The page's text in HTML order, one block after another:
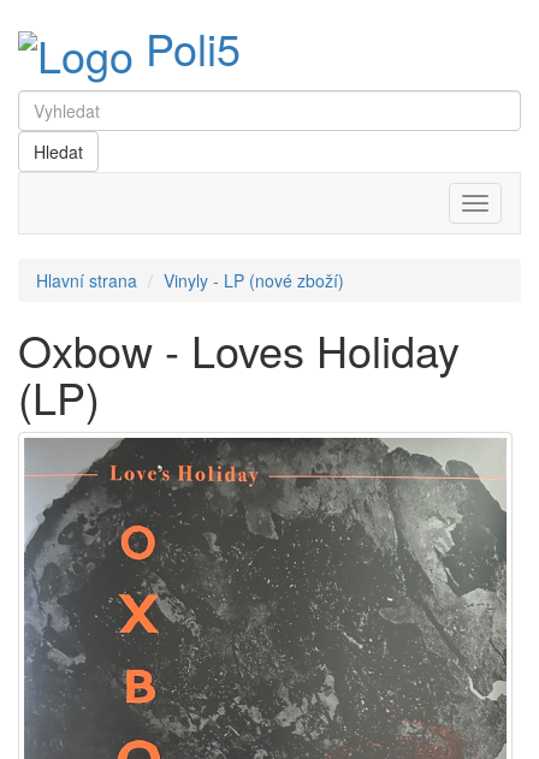
Poli5
Menu
Hlavní strana Vinyly - LP (nové zboží)
Oxbow - Loves Holiday
(LP)